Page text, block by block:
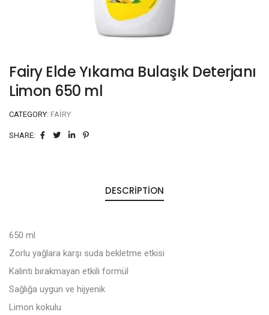
Fairy Elde Yıkama Bulaşık Deterjanı
Limon 650 ml
CATEGORY: FAIRY
SHARE:
DESCRIPTION
650 ml
Zorlu yağlara karşı suda bekletme etkisi
Kalıntı bırakmayan etkili formül
Sağlığa uygun ve hijyenik
Limon kokulu